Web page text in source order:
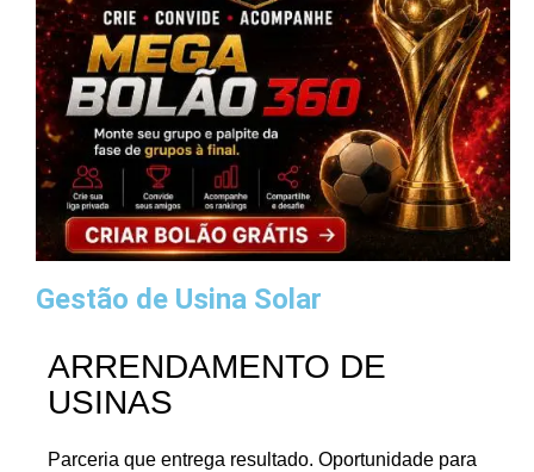
Gestão de Usina Solar
ARRENDAMENTO DE
USINAS
Parceria que entrega resultado. Oportunidade para